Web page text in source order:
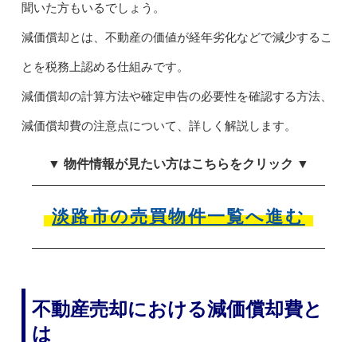
聞いた方もいるでしょう。
減価償却とは、不動産の価値が経年劣化などで減少するこ
とを税務上認める仕組みです。
減価償却の計算方法や確定申告の必要性を確認する方法、
減価償却費の注意点について、詳しく解説します。
▼ 物件情報が見たい方はこちらをクリック ▼
淡路市の売買物件一覧へ進む
不動産売却における減価償却費と
は